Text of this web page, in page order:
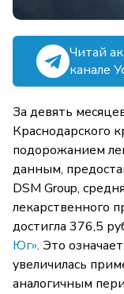
Читай
канале
За девять
Краснодарского
подорожанием
данным,
DSM Group,
лекарственного
достигла 376,5
Юг». Это
увеличилась
аналогичным